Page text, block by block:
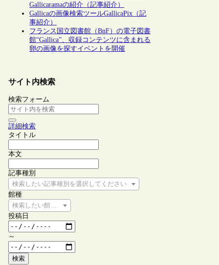
Gallicaramaの紹介（記事紹介）
Gallicaの画像検索ツールGallicaPix（記
事紹介）
フランス国立図書館（BnF）の電子図書
館“Gallica”、収録コンテンツに含まれる
卵の画像を探すイベントを開催
サイト内検索
検索フォーム
詳細検索
タイトル
本文
記事種別
検索したい記事種別を選択してください
館種
検索したい館種を選択してください
投稿日
～
検索